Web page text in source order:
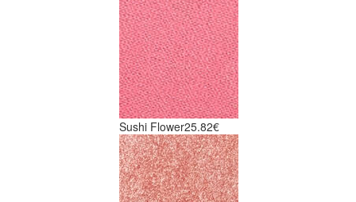
Sushi Flower25.82€